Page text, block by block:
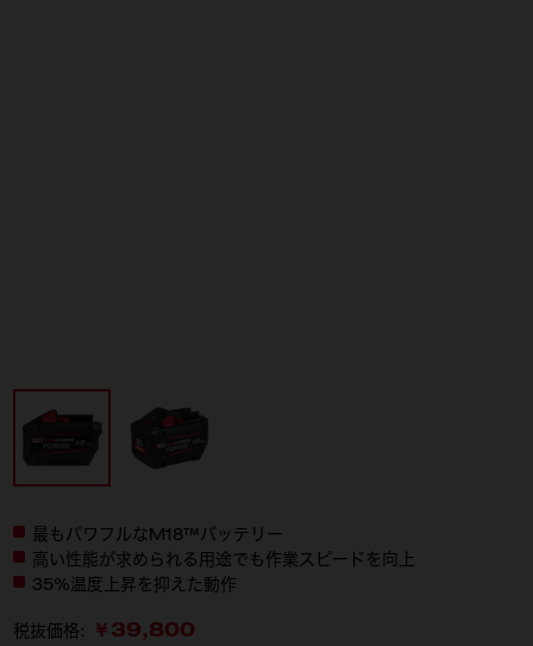
最もパワフルなM18™バッテリー
高い性能が求められる用途でも作業スピードを向上
35%温度上昇を抑えた動作
税抜価格: ￥39,800